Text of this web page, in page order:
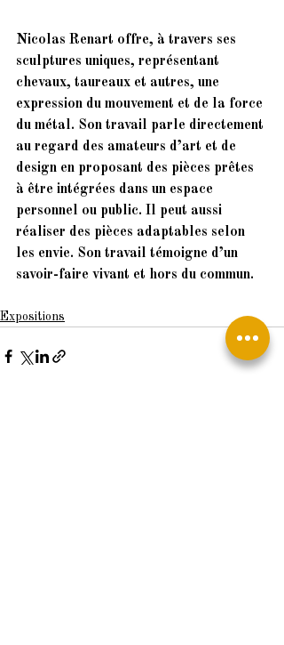
Nicolas Renart offre, à travers ses
sculptures uniques, représentant
chevaux, taureaux et autres, une
expression du mouvement et de la force
du métal. Son travail parle directement
au regard des amateurs d’art et de
design en proposant des pièces prêtes
à être intégrées dans un espace
personnel ou public. Il peut aussi
réaliser des pièces adaptables selon
les envie. Son travail témoigne d’un
savoir-faire vivant et hors du commun.
Expositions